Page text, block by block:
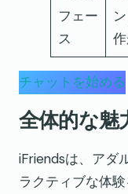
フェー
ス
チャットを始める
全体的な魅
iFriendsは、アダ
ラクティブな体